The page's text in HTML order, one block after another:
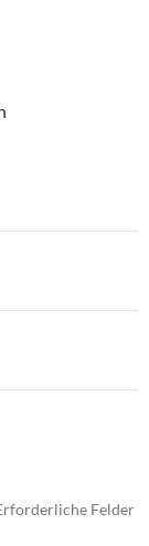
Felder